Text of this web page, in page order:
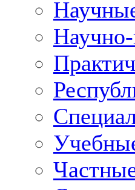
Научно-